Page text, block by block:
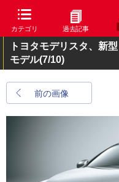
カテゴリ 過去記事
トヨタモデリスタ、新
モデル(7/10)
前の画像